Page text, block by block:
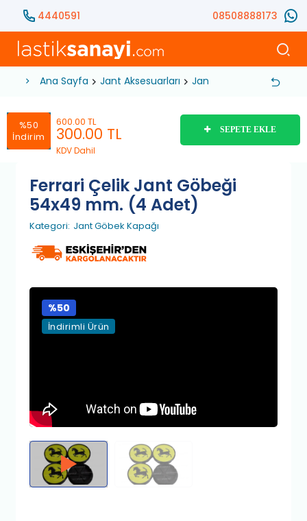
4440591 08508888173
Ana Sayfa Jant Aksesuarları Jant Göbek Kapağı
%50
İndirim
600.00 TL
300.00 TL
KDV Dahil
SEPETE EKLE
Ferrari Çelik Jant Göbeği
54x49 mm. (4 Adet)
Kategori: Jant Göbek Kapağı
%50
İndirimli Ürün